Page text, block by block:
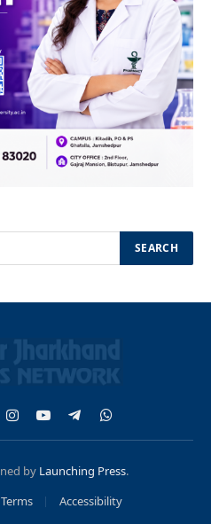
Instagram
YouTubeTelegramWhatsApp
by Launching Press.
Terms Accessibility